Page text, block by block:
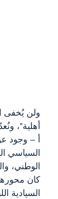
ولن يُخفى
أهلية"،
أ – وجود
السياسي
الوطني،
كان
السيادية